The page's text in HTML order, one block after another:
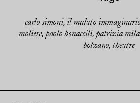
carlo simoni, il malato immaginario
moliere, paolo bonacelli, patrizia
bolzano, theatre